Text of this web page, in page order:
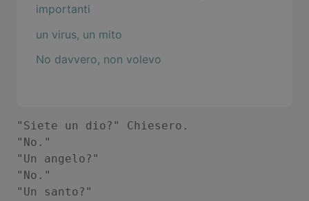
importanti
un virus, un mito
No davvero, non volevo
"Siete un dio?" Chiesero.
"No."
"Un angelo?"
"No."
"Un santo?"